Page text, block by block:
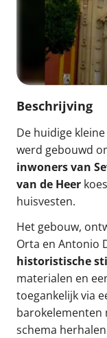
Beschrijving
De huidige
werd gebouwd
inwoners van
van de Heer
huisvesten.
Het gebouw,
Orta en Antonio
historistische
materialen en
toegankelijk via
barokelementen
schema